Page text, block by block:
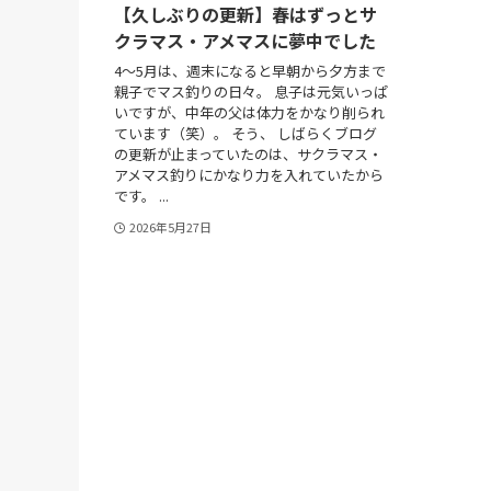
【久しぶりの更新】春はずっとサ
クラマス・アメマスに夢中でした
4～5月は、週末になると早朝から夕方まで
親子でマス釣りの日々。 息子は元気いっぱ
いですが、中年の父は体力をかなり削られ
ています（笑）。 そう、 しばらくブログ
の更新が止まっていたのは、サクラマス・
アメマス釣りにかなり力を入れていたから
です。 ...
2026年5月27日